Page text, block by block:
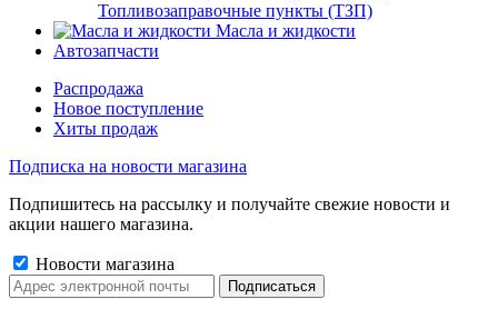
Топливозаправочные пункты (ТЗП)
Масла и жидкости
Автозапчасти
Распродажа
Новое поступление
Хиты продаж
Подписка на новости магазина
Подпишитесь на рассылку и получайте свежие новости и
акции нашего магазина.
Новости магазина